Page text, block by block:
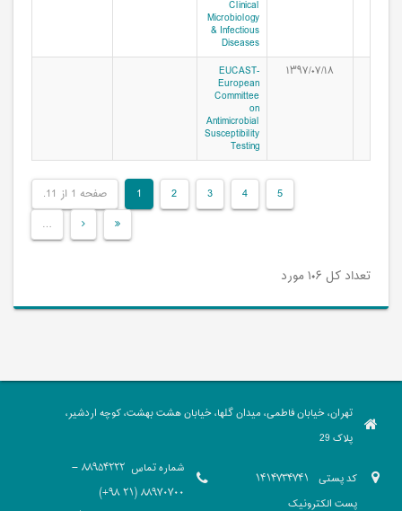
Clinical
Microbiology
& Infectious
Diseases
۱۳۹۷/۰۷/۱۸
EUCAST-
European
Committee
on
Antimicrobial
Susceptibility
Testing
صفحه 1 از 11. 1 2 3 4
5
…
تعداد کل ۱۰۶ مورد
تهران، خیابان فاطمی، میدان گلها، خیابان هشت بهشت، کوچه اردشیر،
پلاک 29
کد پستی
پست الکترونیک
شماره تماس
88954222 -
88970700 (21 98+)